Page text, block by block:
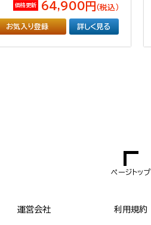
価格更新 64,900円 （税込）
お気入り登録 詳しく見る
ページトップ
運営会社 利用規約